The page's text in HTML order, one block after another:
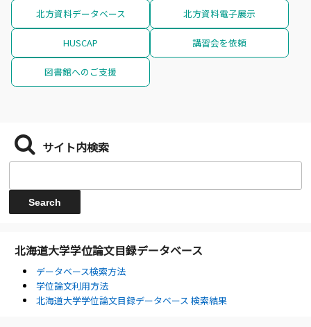
北方資料データベース 北方資料電子展示
HUSCAP 講習会を依頼
図書館へのご支援
サイト内検索
北海道大学学位論文目録データベース
データベース検索方法
学位論文利用方法
北海道大学学位論文目録データベース 検索結果